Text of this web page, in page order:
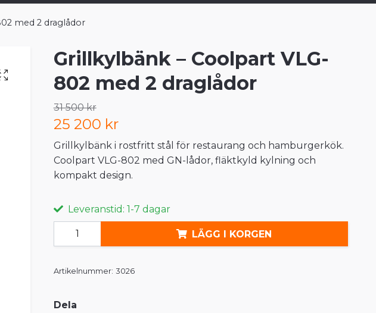
med 2 draglådor
Grillkylbänk – Coolpart VLG-
802 med 2 draglådor
31 500 kr
25 200 kr
Grillkylbänk i rostfritt stål för restaurang och hamburgerkök.
Coolpart VLG-802 med GN-lådor, fläktkyld kylning och
kompakt design.
Leveranstid: 1-7 dagar
LÄGG I KORGEN
Artikelnummer: 3026
Dela